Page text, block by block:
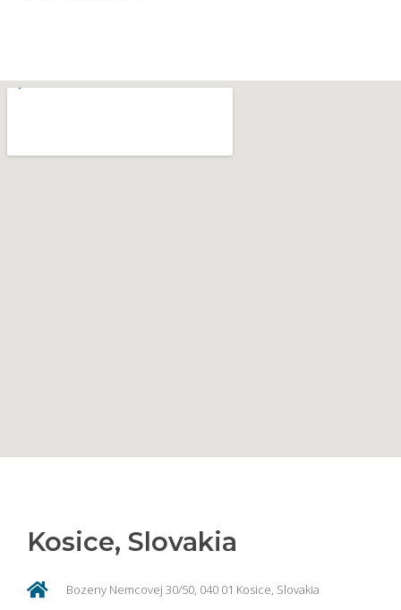
Kosice, Slovakia
Bozeny Nemcovej 30/50, 040 01 Kosice, Slovakia